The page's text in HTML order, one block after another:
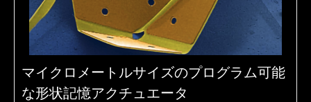
マイクロメートルサイズのプログラム可能
な形状記憶アクチュエータ